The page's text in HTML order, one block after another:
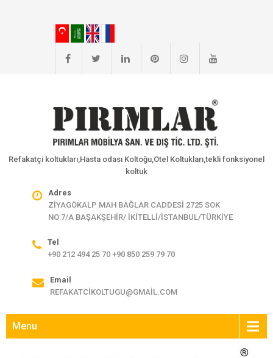
Refakatçi koltukları,Hasta odası Koltoğu,Otel Koltukları,tekli fonksiyonel
koltuk
Adres
ZİYAGÖKALP MAH BAĞLAR CADDESİ 2725 SOK
NO:7/A BAŞAKŞEHİR/ İKİTELLİ/İSTANBUL/TÜRKİYE
Tel
+90 212 494 25 70 +90 850 259 79 70
Email
REFAKATCIKOLTUGU@GMAIL.COM
Menu